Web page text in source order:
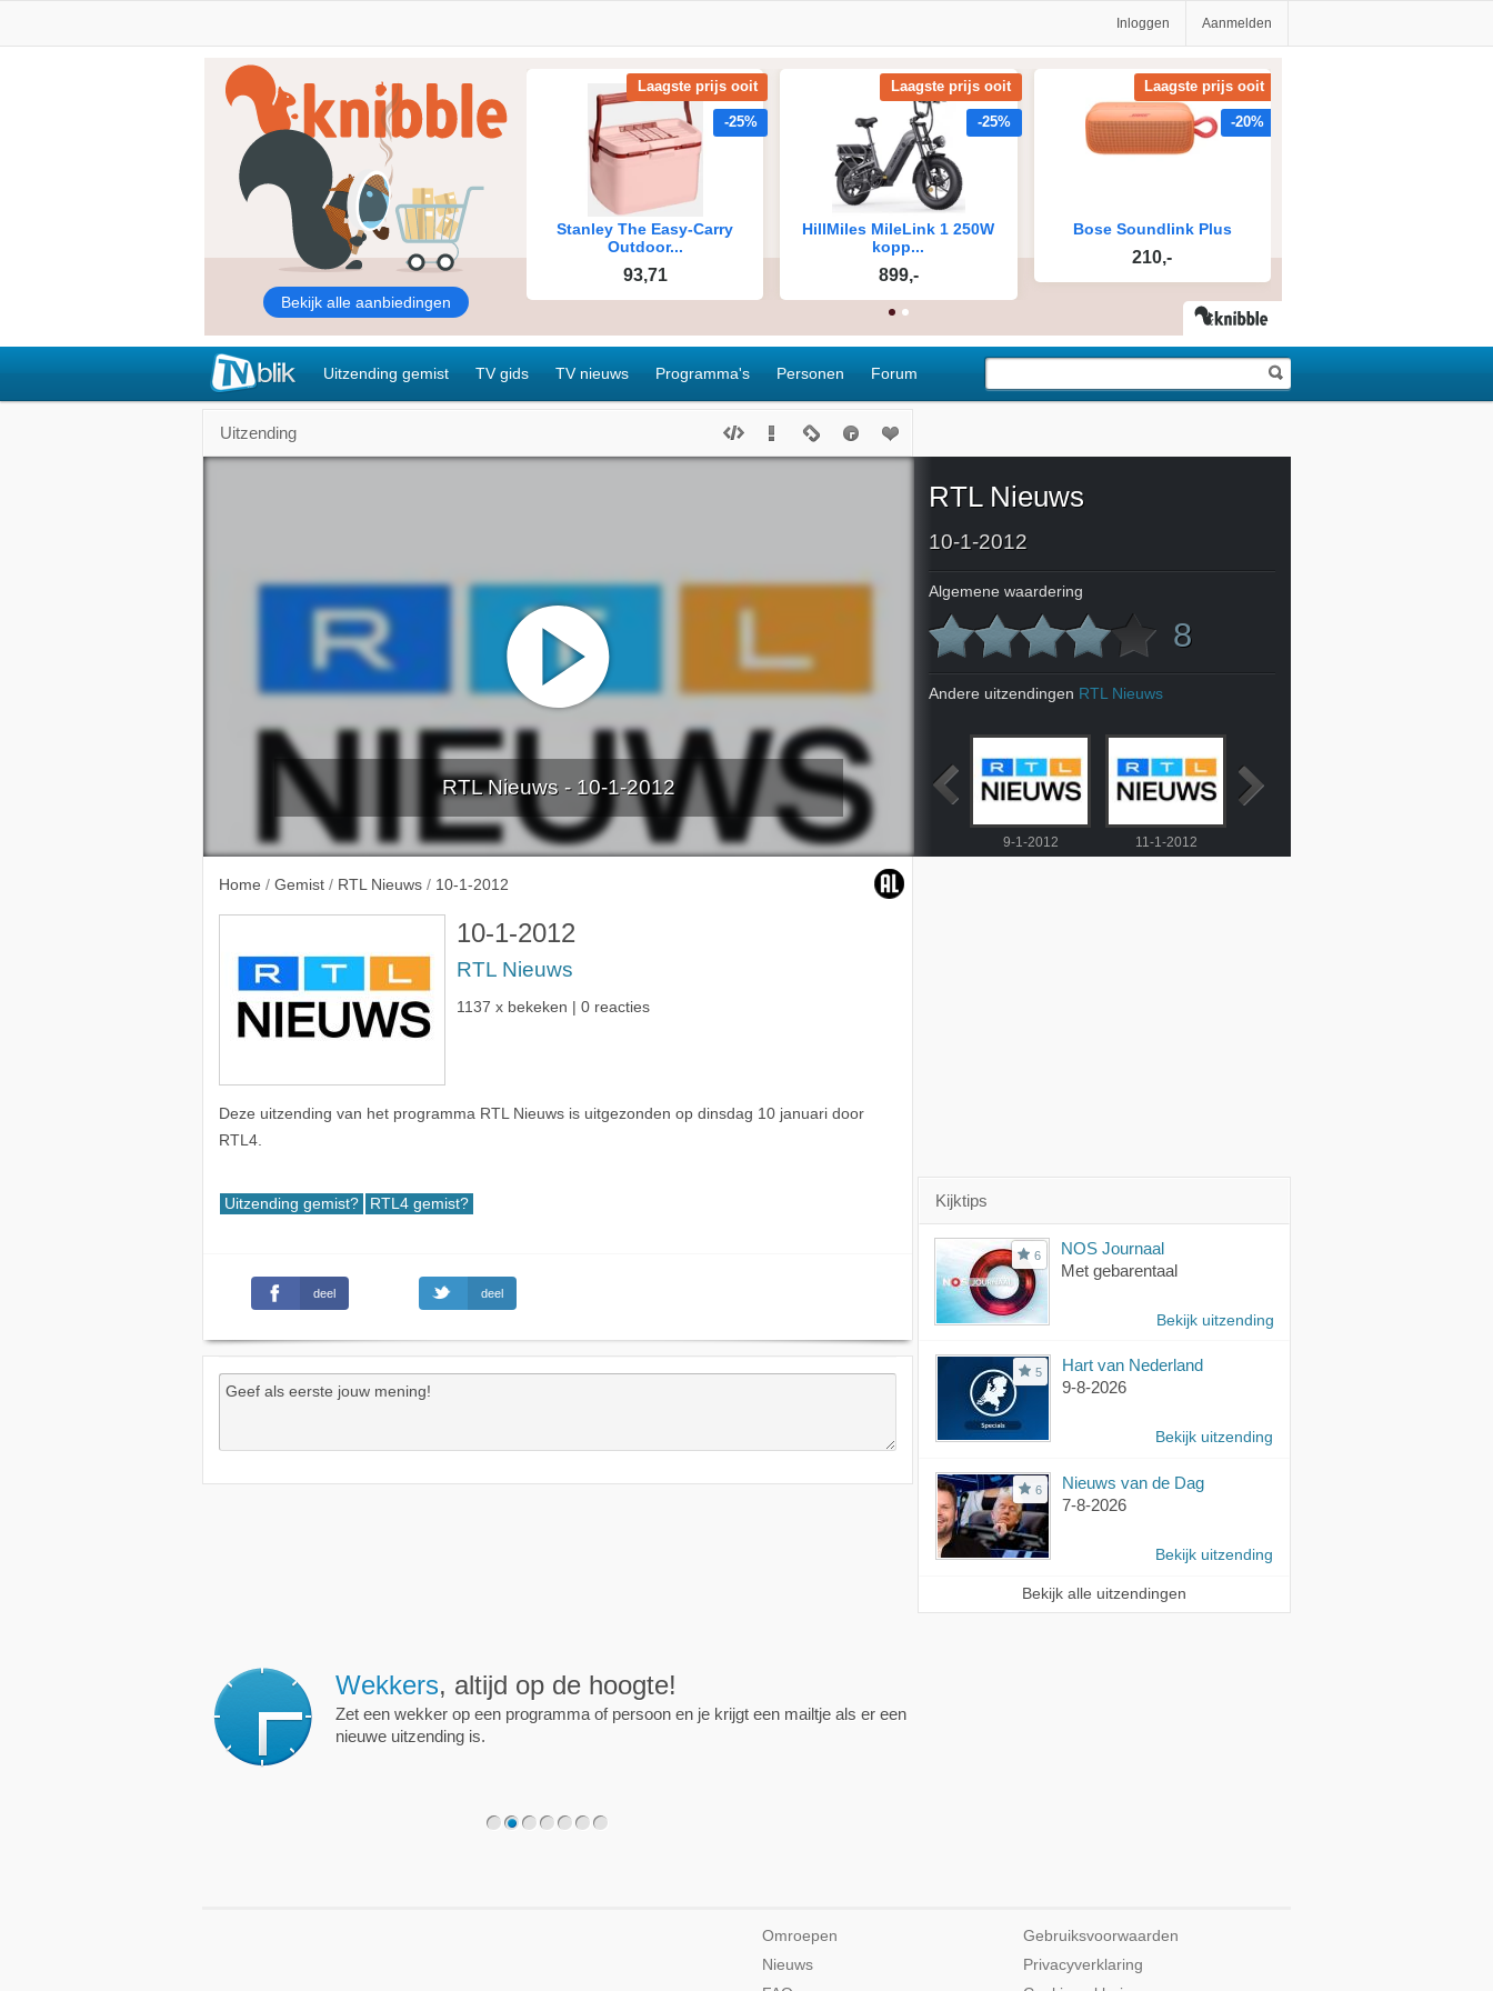
Inloggen Aanmelden
Uitzending gemist TV gids TV nieuws Programma's Personen Forum
Uitzending
RTL Nieuws - 10-1-2012
Home / Gemist / RTL Nieuws / 10-1-2012
10-1-2012
RTL Nieuws
1137 x bekeken | 0 reacties
Deze uitzending van het programma RTL Nieuws is uitgezonden op dinsdag 10 januari door
RTL4.
Uitzending gemist? RTL4 gemist?
deel deel
RTL Nieuws
10-1-2012
Algemene waardering
8
Andere uitzendingen RTL Nieuws
5-1-2012 6-1-2012 7-1-2012 9-1-2012 11-1-2012
Kijktips
6
NOS Journaal
Met gebarentaal
Bekijk uitzending
5
Hart van Nederland
9-8-2026
Bekijk uitzending
6
Nieuws van de Dag
7-8-2026
Bekijk uitzending
Bekijk alle uitzendingen
Wekkers, altijd op de hoogte!
Zet een wekker op een programma of persoon en je krijgt een mailtje als er een
nieuwe uitzending is.
Omroepen
Nieuws
Gebruiksvoorwaarden
Privacyverklaring